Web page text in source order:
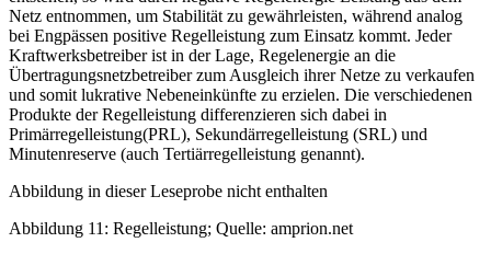
Netz entnommen, um Stabilität zu gewährleisten, während analog
bei Engpässen positive Regelleistung zum Einsatz kommt. Jeder
Kraftwerksbetreiber ist in der Lage, Regelenergie an die
Übertragungsnetzbetreiber zum Ausgleich ihrer Netze zu verkaufen
und somit lukrative Nebeneinkünfte zu erzielen. Die verschiedenen
Produkte der Regelleistung differenzieren sich dabei in
Primärregelleistung(PRL), Sekundärregelleistung (SRL) und
Minutenreserve (auch Tertiärregelleistung genannt).
Abbildung in dieser Leseprobe nicht enthalten
Abbildung 11: Regelleistung; Quelle: amprion.net